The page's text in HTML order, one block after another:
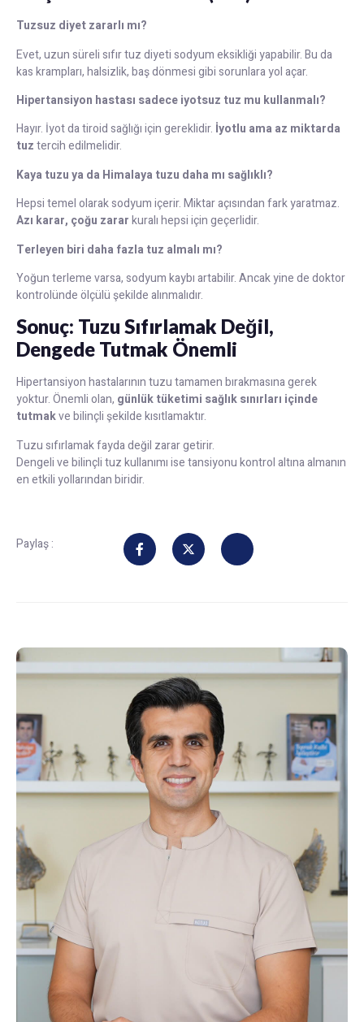
Tuzsuz diyet zararlı mı?
Evet, uzun süreli sıfır tuz diyeti sodyum eksikliği yapabilir. Bu da
kas krampları, halsizlik, baş dönmesi gibi sorunlara yol açar.
Hipertansiyon hastası sadece iyotsuz tuz mu kullanmalı?
Hayır. İyot da tiroid sağlığı için gereklidir. İyotlu ama az miktarda
tuztercih edilmelidir.
Kaya tuzu ya da Himalaya tuzu daha mı sağlıklı?
Hepsi temel olarak sodyum içerir. Miktar açısından fark yaratmaz.
Azı karar, çoğu zararkuralı hepsi için geçerlidir.
Terleyen biri daha fazla tuz almalı mı?
Yoğun terleme varsa, sodyum kaybı artabilir. Ancak yine de doktor
kontrolünde ölçülü şekilde alınmalıdır.
Sonuç: Tuzu Sıfırlamak Değil,
Dengede Tutmak Önemli
Hipertansiyon hastalarının tuzu tamamen bırakmasına gerek
yoktur. Önemli olan, günlük tüketimi sağlık sınırları içinde
tutmakve bilinçli şekilde kısıtlamaktır.
Tuzu sıfırlamak fayda değil zarar getirir.
Dengeli ve bilinçli tuz kullanımı ise tansiyonu kontrol altına almanın
en etkili yollarından biridir.
Paylaş :